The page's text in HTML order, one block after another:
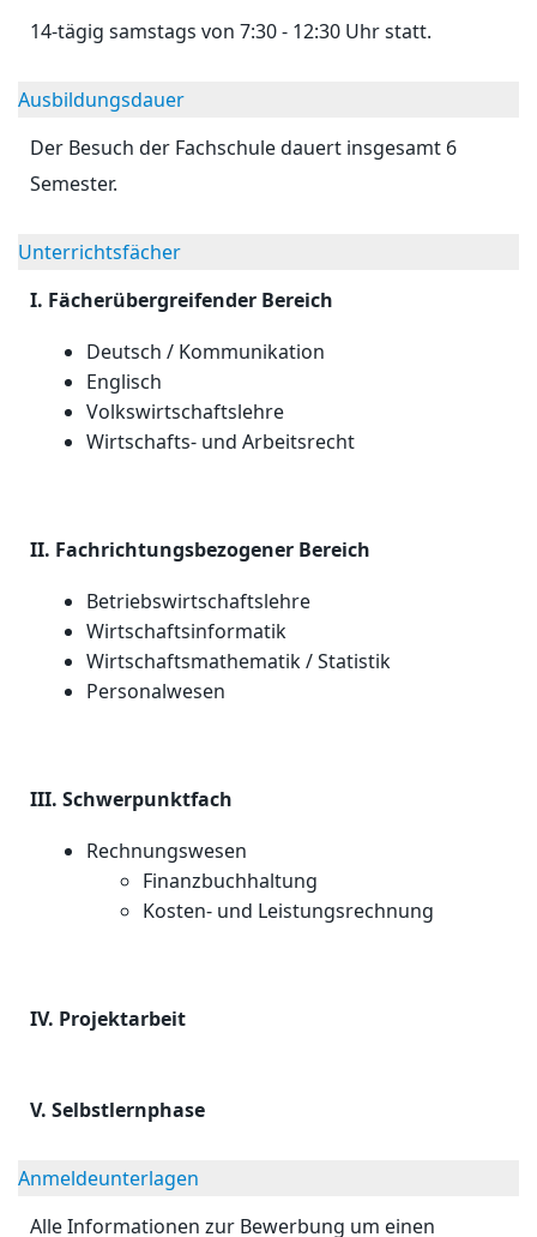
14-tägig samstags von 7:30 - 12:30 Uhr statt.
Ausbildungsdauer
Der Besuch der Fachschule dauert insgesamt 6
Semester.
Unterrichtsfächer
I. Fächerübergreifender Bereich
Deutsch / Kommunikation
Englisch
Volkswirtschaftslehre
Wirtschafts- und Arbeitsrecht
II. Fachrichtungsbezogener Bereich
Betriebswirtschaftslehre
Wirtschaftsinformatik
Wirtschaftsmathematik / Statistik
Personalwesen
III. Schwerpunktfach
Rechnungswesen
Finanzbuchhaltung
Kosten- und Leistungsrechnung
IV. Projektarbeit
V. Selbstlernphase
Anmeldeunterlagen
Alle Informationen zur Bewerbung um einen